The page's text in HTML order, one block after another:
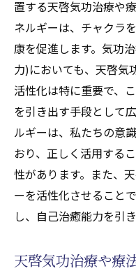
置する天啓気功治療や
ネルギーは、チャクラ
康を促進します。気功
力)においても、天啓気
活性化は特に重要で、
を引き出す手段として
ルギーは、私たちの意
おり、正しく活用する
性があります。また、
ーを活性化させること
し、自己治癒能力を引
天啓気功治療や療